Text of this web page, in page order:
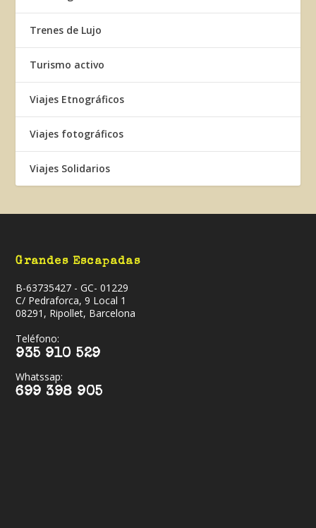
Trenes de Lujo
Turismo activo
Viajes Etnográficos
Viajes fotográficos
Viajes Solidarios
Grandes Escapadas
B-63735427 - GC- 01229
C/ Pedraforca, 9 Local 1
08291, Ripollet, Barcelona
Teléfono:
935 910 529
Whatssap:
699 398 905